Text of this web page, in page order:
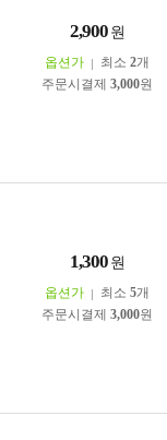
2,900 원
옵션가 최소 2개
주문시결제 3,000원
1,300 원
옵션가 최소 5개
주문시결제 3,000원